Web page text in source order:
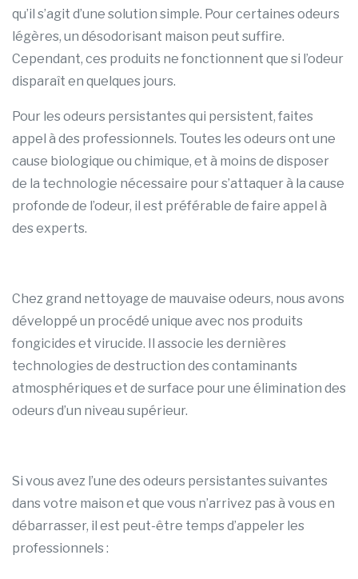
qu’il s’agit d’une solution simple. Pour certaines odeurs
légères, un désodorisant maison peut suffire.
Cependant, ces produits ne fonctionnent que si l’odeur
disparaît en quelques jours.
Pour les odeurs persistantes qui persistent, faites
appel à des professionnels. Toutes les odeurs ont une
cause biologique ou chimique, et à moins de disposer
de la technologie nécessaire pour s’attaquer à la cause
profonde de l’odeur, il est préférable de faire appel à
des experts.
Chez grand nettoyage de mauvaise odeurs, nous avons
développé un procédé unique avec nos produits
fongicides et virucide. Il associe les dernières
technologies de destruction des contaminants
atmosphériques et de surface pour une élimination des
odeurs d’un niveau supérieur.
Si vous avez l’une des odeurs persistantes suivantes
dans votre maison et que vous n’arrivez pas à vous en
débarrasser, il est peut-être temps d’appeler les
professionnels :